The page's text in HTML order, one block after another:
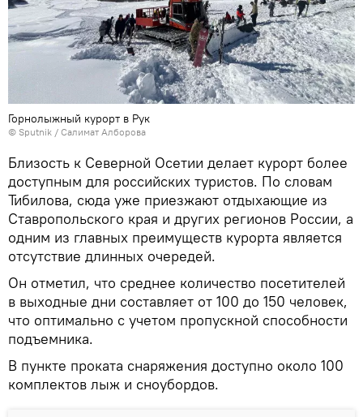
Горнолыжный курорт в Рук
© Sputnik / Салимат Алборова
Близость к Северной Осетии делает курорт более
доступным для российских туристов. По словам
Тибилова, сюда уже приезжают отдыхающие из
Ставропольского края и других регионов России, а
одним из главных преимуществ курорта является
отсутствие длинных очередей.
Он отметил, что среднее количество посетителей
в выходные дни составляет от 100 до 150 человек,
что оптимально с учетом пропускной способности
подъемника.
В пункте проката снаряжения доступно около 100
комплектов лыж и сноубордов.